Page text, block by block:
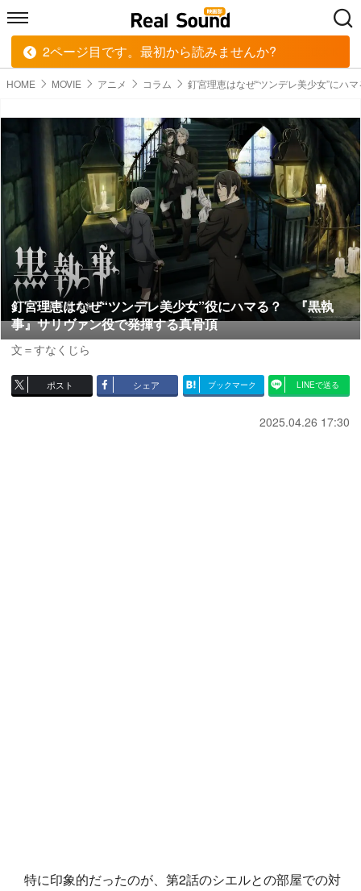
HOME MUSIC MOVIE TECH
HOME MOVIE アニメ コラム 釘宮理恵はなぜ“ツンデレ美少女”にハ
釘宮理恵はなぜ“ツンデレ美少女”役にハマる？ 『黒執
事』サリヴァン役で発揮する真骨頂
文＝すなくじら
ポスト シェア ブックマーク LINEで送る
2025.04.26 17:30
特に印象的だったのが、第2話のシエルとの部屋での対
2ページ目です。最初から読みませんか?